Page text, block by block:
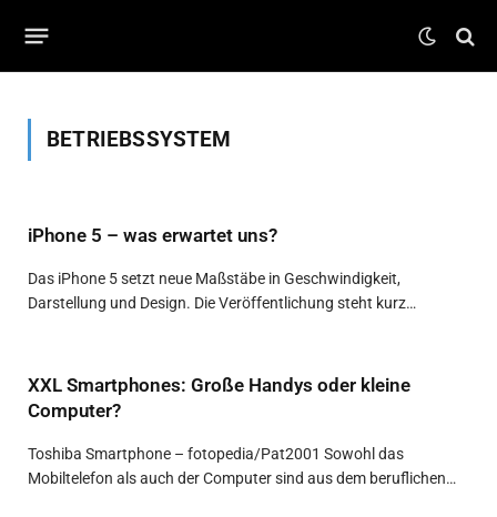
BETRIEBSSYSTEM
iPhone 5 – was erwartet uns?
Das iPhone 5 setzt neue Maßstäbe in Geschwindigkeit,
Darstellung und Design. Die Veröffentlichung steht kurz…
XXL Smartphones: Große Handys oder kleine
Computer?
Toshiba Smartphone – fotopedia/Pat2001 Sowohl das
Mobiltelefon als auch der Computer sind aus dem beruflichen…